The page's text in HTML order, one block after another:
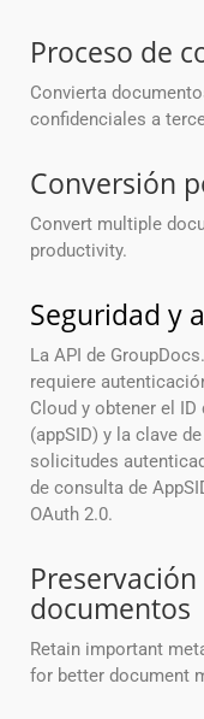
Proceso de
Convierta
confidenciales a
Conversión
Convert multiple
productivity.
Seguridad y
La API de
requiere
Cloud y obtener el
(appSID) y la clave
solicitudes
de consulta de
OAuth 2.0.
documentos
Retain important
for better document